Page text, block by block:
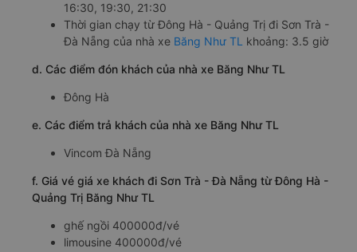
16:30, 19:30, 21:30
Thời gian chạy từ Đông Hà - Quảng Trị đi Sơn Trà -
Đà Nẵng của nhà xe Băng Như TL khoảng: 3.5 giờ
d. Các điểm đón khách của nhà xe Băng Như TL
Đông Hà
e. Các điểm trả khách của nhà xe Băng Như TL
Vincom Đà Nẵng
f. Giá vé giá xe khách đi Sơn Trà - Đà Nẵng từ Đông Hà -
Quảng Trị Băng Như TL
ghế ngồi 400000đ/vé
limousine 400000đ/vé